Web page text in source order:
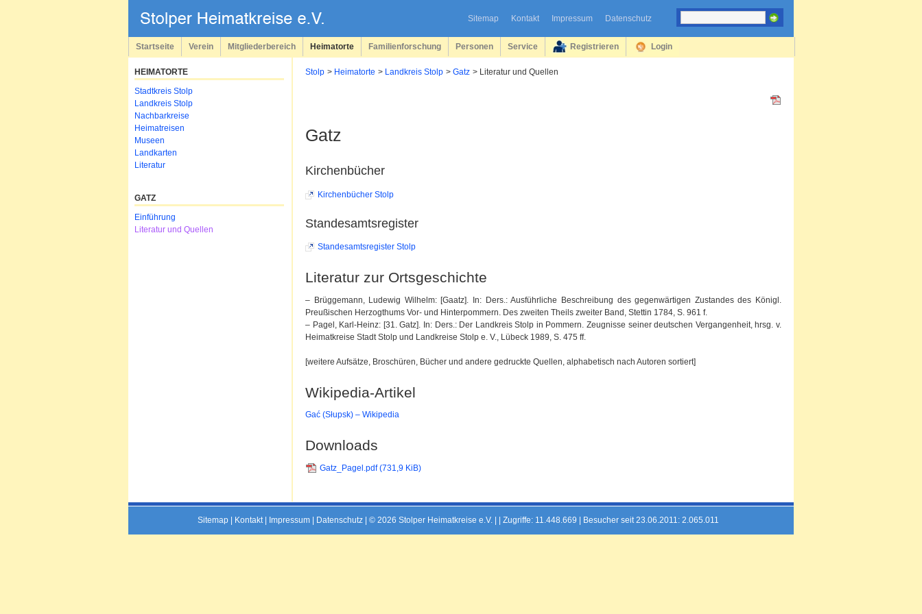
Sitemap Kontakt Impressum Datenschutz
überspringen
Startseite Verein Mitgliederbereich Heimatorte Familienforschung Personen Service Registrieren Login
Stolp Heimatorte Landkreis Stolp Gatz Literatur und Quellen
Gatz
Kirchenbücher
Kirchenbücher Stolp
Standesamtsregister
Standesamtsregister Stolp
Literatur zur Ortsgeschichte
– Brüggemann, Ludewig Wilhelm: [Gaatz]. In: Ders.: Ausführliche Beschreibung des gegenwärtigen Zustandes des Königl.
Preußischen Herzogthums Vor- und Hinterpommern. Des zweiten Theils zweiter Band, Stettin 1784, S. 961 f.
– Pagel, Karl-Heinz: [31. Gatz]. In: Ders.: Der Landkreis Stolp in Pommern. Zeugnisse seiner deutschen Vergangenheit, hrsg. v.
Heimatkreise Stadt Stolp und Landkreise Stolp e. V., Lübeck 1989, S. 475 ff.
[weitere Aufsätze, Broschüren, Bücher und andere gedruckte Quellen, alphabetisch nach Autoren sortiert]
Wikipedia-Artikel
Gać (Słupsk) – Wikipedia
Downloads
Gatz_Pagel.pdf(731,9 KiB)
HEIMATORTE
Navigation
überspringen
Stadtkreis Stolp
Landkreis Stolp
Nachbarkreise
Heimatreisen
Museen
Landkarten
Literatur
GATZ
Navigation
überspringen
Einführung
Literatur und Quellen
Sitemap| Kontakt| Impressum| Datenschutz| © 2026 Stolper Heimatkreise e.V. | | Zugriffe: 11.448.669 | Besucher seit 23.06.2011: 2.065.011